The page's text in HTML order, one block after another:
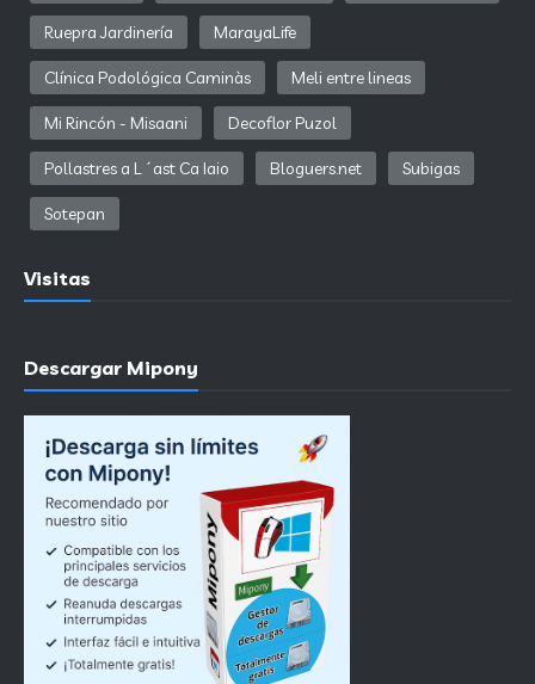
Ruepra Jardinería MarayaLife
Clínica Podológica Caminàs Meli entre lineas
Mi Rincón - Misaani Decoflor Puzol
Pollastres a L´ast Ca Iaio Bloguers.net Subigas
Sotepan
Visitas
Descargar Mipony